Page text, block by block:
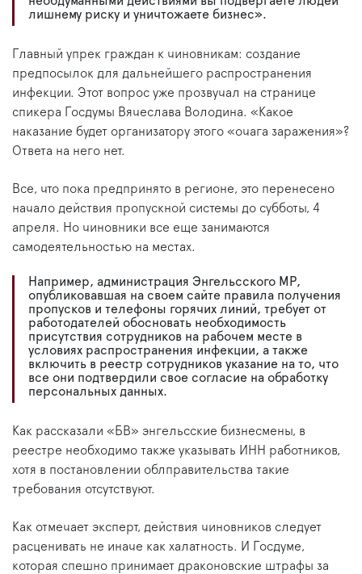
лишнему риску и уничтожаете бизнес».
Главный упрек граждан к чиновникам: создание
предпосылок для дальнейшего распространения
инфекции. Этот вопрос уже прозвучал на странице
спикера Госдумы Вячеслава Володина. «Какое
наказание будет организатору этого «очага заражения»?
Ответа на него нет.
Все, что пока предпринято в регионе, это перенесено
начало действия пропускной системы до субботы, 4
апреля. Но чиновники все еще занимаются
самодеятельностью на местах.
Например, администрация Энгельсского МР,
опубликовавшая на своем сайте правила получения
пропусков и телефоны горячих линий, требует от
работодателей обосновать необходимость
присутствия сотрудников на рабочем месте в
условиях распространения инфекции, а также
включить в реестр сотрудников указание на то, что
все они подтвердили свое согласие на обработку
персональных данных.
Как рассказали «БВ» энгельсские бизнесмены, в
реестре необходимо также указывать ИНН работников,
хотя в постановлении облправительства такие
требования отсутствуют.
Как отмечает эксперт, действия чиновников следует
расценивать не иначе как халатность. И Госдуме,
которая спешно принимает драконовские штрафы за